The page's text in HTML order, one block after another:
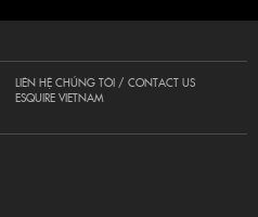
LIÊN HỆ CHÚNG TÔI / CONTACT US
ESQUIRE VIETNAM